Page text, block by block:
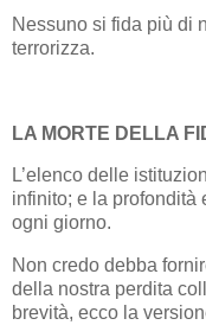
Nessuno si fida più di
terrorizza.
LA MORTE DELLA
L’elenco delle
infinito; e la profondità
ogni giorno.
Non credo debba
della nostra perdita
brevità, ecco la